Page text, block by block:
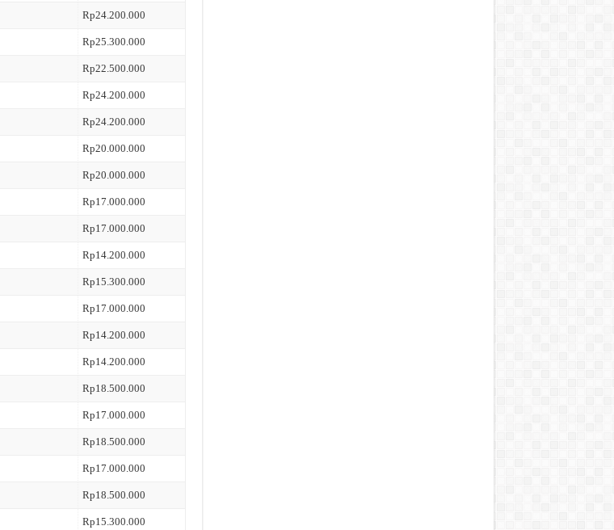
Rp24.200.000
Rp25.300.000
Rp22.500.000
Rp24.200.000
Rp24.200.000
Rp20.000.000
Rp20.000.000
Rp17.000.000
Rp17.000.000
Rp14.200.000
Rp15.300.000
Rp17.000.000
Rp14.200.000
Rp14.200.000
Rp18.500.000
Rp17.000.000
Rp18.500.000
Rp17.000.000
Rp18.500.000
Rp15.300.000